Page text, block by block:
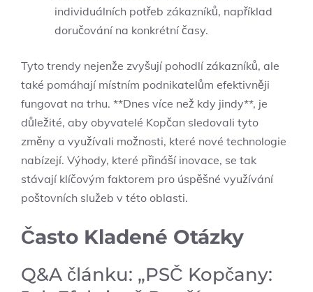
individuálních potřeb zákazníků, například
doručování na konkrétní časy.
Tyto trendy nejenže zvyšují pohodlí zákazníků, ale
také pomáhají místním podnikatelům efektivněji
fungovat na trhu. **Dnes více než kdy jindy**, je
důležité, aby obyvatelé Kopčan sledovali tyto
změny a využívali možnosti, které nové technologie
nabízejí. Výhody, které přináší inovace, se tak
stávají klíčovým faktorem pro úspěšné využívání
poštovních služeb v této oblasti.
Často Kladené Otázky
Q&A článku: „PSČ Kopčany: